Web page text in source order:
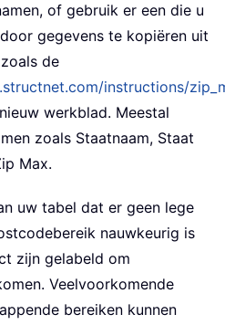
of gebruik er een die u
gegevens te kopiëren uit
de
instructions/
werkblad. Meestal
zoals Staatnaam, Staat
Max.
uw tabel dat er geen lege
nauwkeurig is
zijn gelabeld om
Veelvoorkomende
bereiken kunnen